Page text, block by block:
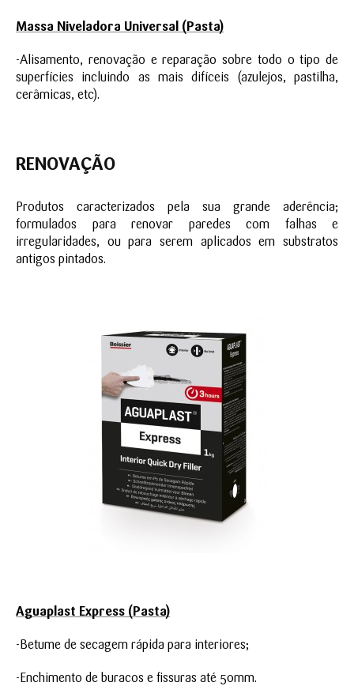
Massa Niveladora Universal (Pasta)
-Alisamento, renovação e reparação sobre todo o tipo de
superfícies incluindo as mais difíceis (azulejos, pastilha,
cerâmicas, etc).
RENOVAÇÃO
Produtos caracterizados pela sua grande aderência;
formulados para renovar paredes com falhas e
irregularidades, ou para serem aplicados em substratos
antigos pintados.
Aguaplast Express (Pasta)
-Betume de secagem rápida para interiores;
-Enchimento de buracos e fissuras até 50mm.